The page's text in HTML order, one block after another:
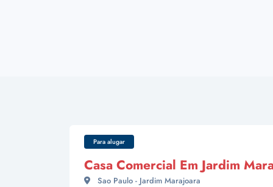
Para alugar
Casa Comercial Em Jardim
Sao Paulo - Jardim Marajoara